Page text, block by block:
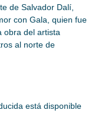
de Salvador Dalí,
con Gala, quien fue
obra del artista
al norte de
está disponible